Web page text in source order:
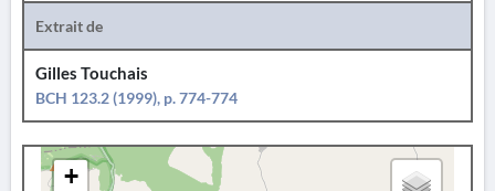
Extrait de
Gilles Touchais
BCH 123.2 (1999), p. 774-774
+